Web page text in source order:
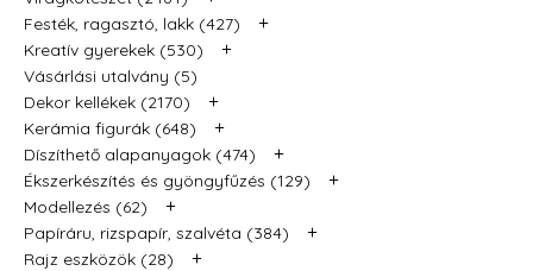
Festék, ragasztó, lakk (427) +
Kreatív gyerekek (530) +
Vásárlási utalvány (5)
Dekor kellékek (2170)
+
Kerámia figurák (648) +
Díszíthető alapanyagok (474) +
Ékszerkészítés és gyöngyfűzés (129) +
Modellezés (62) +
Papíráru, rizspapír, szalvéta (384) +
Rajz eszközök (28) +